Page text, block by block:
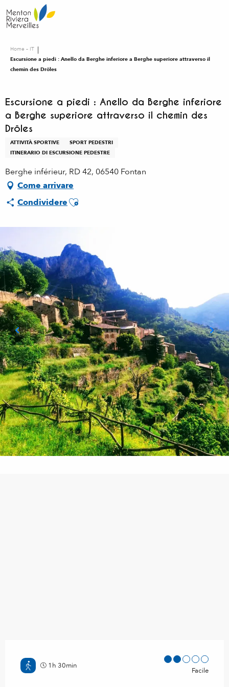
au
contenu
Home – IT
Escursione a piedi : Anello da Berghe inferiore a Berghe superiore attraverso il
chemin des Drôles
Escursione a piedi : Anello da Berghe inferiore
a Berghe superiore attraverso il chemin des
Drôles
ATTIVITÀ SPORTIVE
SPORT PEDESTRI
ITINERARIO DI ESCURSIONE PEDESTRE
Berghe inférieur, RD 42, 06540 Fontan
Come arrivare
CondividereAjouter aux favoris
1h 30min
Facile